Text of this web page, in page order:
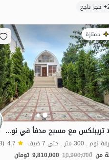
على الخريطة
ممتازة
فيلا تريبلكس مع مسبح مدفأ في نوشهر
4.7 (78 تعليق)
من 10,900,000
9,810,000 تومان